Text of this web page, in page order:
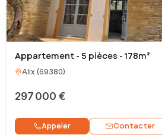
Appartement - 5 pièces - 178m²
Alix (69380)
297 000 €
Appeler Contacter